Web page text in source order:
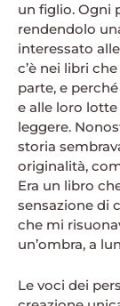
un figlio. Ogni
rendendolo
interessato
c’è nei libri
parte, e
e alle loro
leggere.
storia
originalità,
Era un libro
sensazione di
che mi
un’ombra, a
Le voci dei